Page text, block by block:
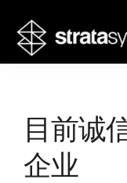
目前诚
企业